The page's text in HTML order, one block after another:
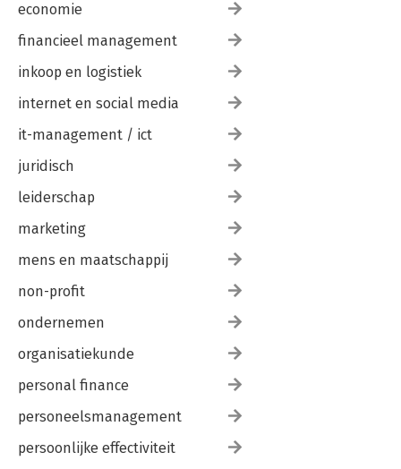
economie
financieel management
inkoop en logistiek
internet en social media
it-management / ict
juridisch
leiderschap
marketing
mens en maatschappij
non-profit
ondernemen
organisatiekunde
personal finance
personeelsmanagement
persoonlijke effectiviteit